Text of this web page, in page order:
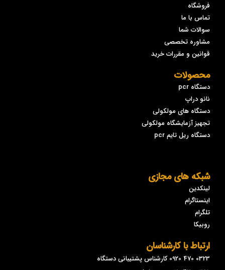
فروشگاه
تماس با ما
سوالات شما
مشاوره تخصصی
قوانین و مقررات خرید
محصولات
دستگاه pcr
نانو دراپ
دستگاه های مولکولی
تجهیز آزمایشگاه مولکولی
دستگاه ریل تایم pcr
شبکه های مجازی
لینکدین
اینستاگرام
تلگرام
روبیکا
ارتباط با کارشناسان
0323 470 0920 کارشناس پشتیبانی دستگاه